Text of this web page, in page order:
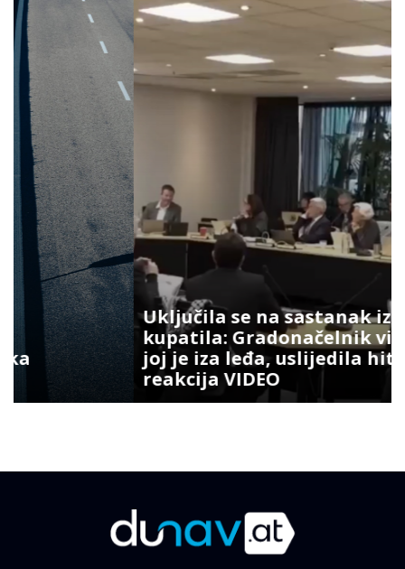
Uključila se na sastanak iz
kupatila: Gradonačelnik vidio šta
joj je iza leđa, uslijedila hit
reakcija VIDEO